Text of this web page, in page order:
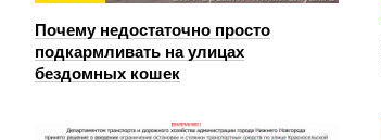
Почему недостаточно просто
подкармливать на улицах
бездомных кошек